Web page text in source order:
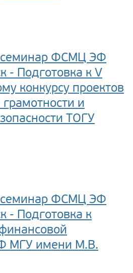
семинар ФСМЦ ЭФ
- Подготовка к V
конкурсу проектов
и
ТОГУ
семинар ФСМЦ ЭФ
- Подготовка к
МГУ имени М.В.